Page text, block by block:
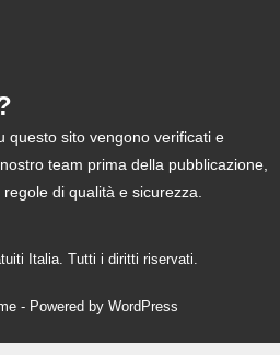
questo sito vengono verificati e
team prima della pubblicazione,
di qualità e sicurezza.
Italia. Tutti i diritti riservati.
- Powered by WordPress